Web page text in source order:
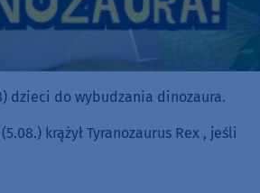
dzieci do wybudzania dinozaura.
krążył Tyranozaurus Rex , jeśli